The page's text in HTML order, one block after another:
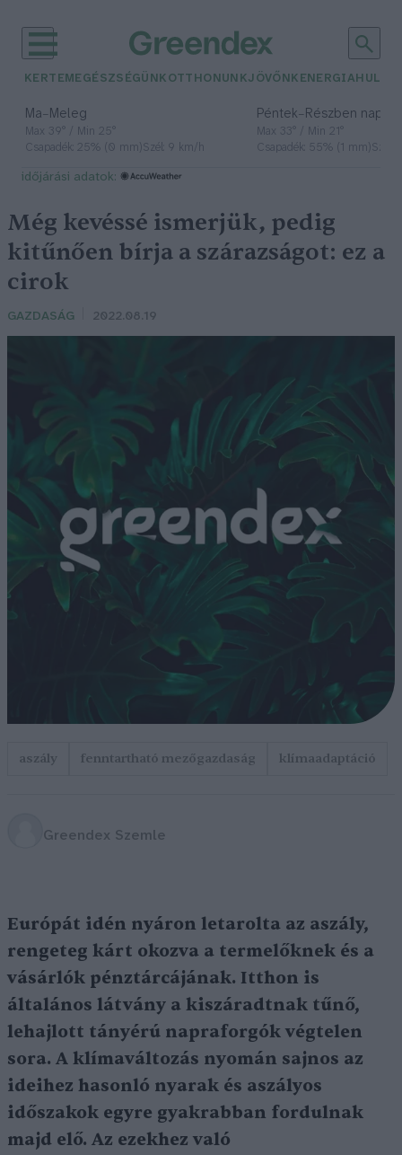
KERTEM EGÉSZSÉGÜNK OTTHONUNKJÖVŐNK ENERGIA
Ma– Meleg
Max 39° / Min 25°
Csapadék: 25% (0 mm)Szél: 9 km/h
Péntek– Részben
Max 33° / Min 21°
Csapadék: 55% (1 mm)Szél:
időjárási adatok:
Még kevéssé ismerjük, pedig
kitűnően bírja a szárazságot: ez a
cirok
GAZDASÁG 2022.08.19
aszály fenntartható mezőgazdaság klímaadaptáció
Greendex Szemle
Európát idén nyáron letarolta az aszály,
rengeteg kárt okozva a termelőknek és a
vásárlók pénztárcájának. Itthon is
általános látvány a kiszáradtnak tűnő,
lehajlott tányérú napraforgók végtelen
sora. A klímaváltozás nyomán sajnos az
ideihez hasonló nyarak és aszályos
időszakok egyre gyakrabban fordulnak
majd elő. Az ezekhez való